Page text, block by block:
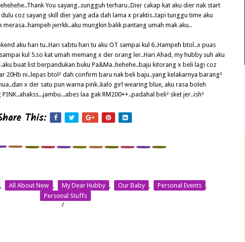
You sayang..sungguh terharu..Dier cakap kat aku dier nak start
coz sayang skill dier yang ada dah lama x praktis..tapi tunggu time aku
jerrkk..aku mungkin balik pantang umah mak aku..
aku hari tu..Hari sabtu hari tu aku OT sampai kul 6..Hampeh btol..x puas
kul 5.so kat umah memang x der orang ler..Hari Ahad, my hubby suh aku
buat list berpandukan buku Pa&Ma..hehehe..baju kitorang x beli lagi coz
20Hb ni..lepas btol² dah confirm baru nak beli baju..yang kelakarnya barang²
x der satu pun warna pink..kalo girl wearing blue, aku rasa boleh
laa gak RM200++..padahal beli² sket jer..ish²
This:
, All About New , My Dear Hubby , Our Baby , Personal Events ,
Personal Stuffs
/